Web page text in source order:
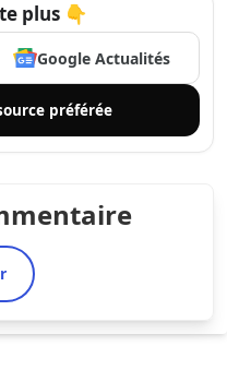
plus 👇
Google Actualités
préférée